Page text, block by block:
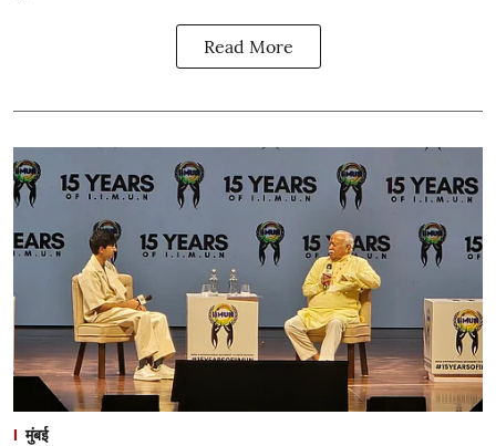
Read More
मुंबई